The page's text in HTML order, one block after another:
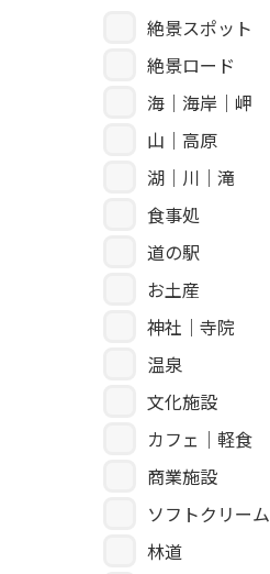
絶景スポット
絶景ロード
海｜海岸｜岬
山｜高原
湖｜川｜滝
食事処
道の駅
お土産
神社｜寺院
温泉
文化施設
カフェ｜軽食
商業施設
ソフトクリーム
林道